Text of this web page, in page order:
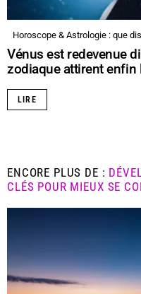
Horoscope & Astrologie : que
Vénus est redevenue
zodiaque attirent enfin
LIRE
ENCORE PLUS DE :
CLÉS POUR MIEUX SE